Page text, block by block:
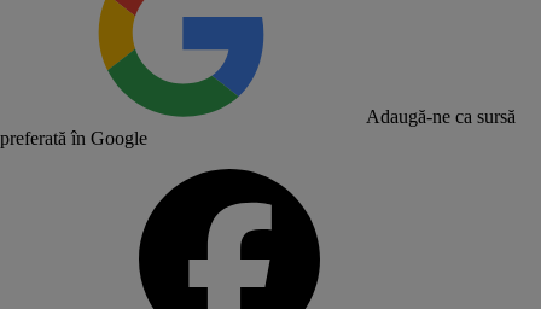
Adaugă-ne ca sursă
preferată în Google